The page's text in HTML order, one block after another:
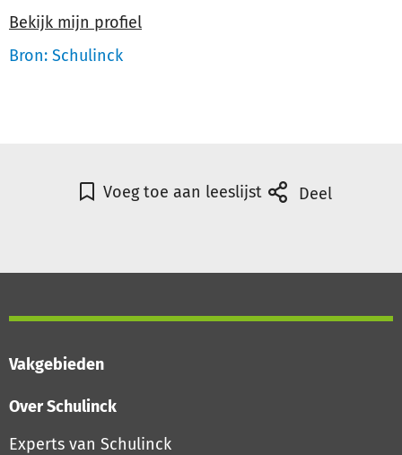
Bekijk mijn profiel
Bron: Schulinck
Voeg toe aan leeslijst Deel
Vakgebieden
Over Schulinck
Experts van Schulinck